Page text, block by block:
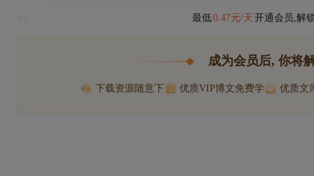
最低0.47元/天 开通会员,解
成为会员后, 你将
下载资源随意下 优质VIP博文免费学 优质文